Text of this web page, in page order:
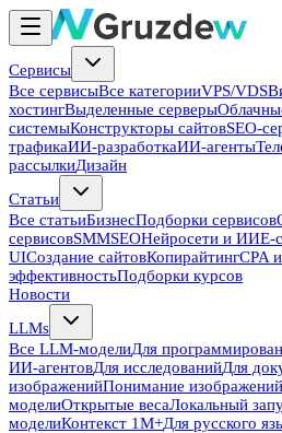
Сервисы
Все сервисыВсе категорииVPS/VDS
хостингВыделенные серверы
системыКонструкторы сайтовSEO-
трафикаИИ-разработкаИИ-агенты
рассылкиДизайн
Статьи
Все статьиБизнесПодборки сервисов
сервисовSMMSEOНейросети и ИИE-
UIСоздание сайтовКопирайтингCPA
эффективностьПодборки курсов
Новости
LLMs
Все LLM-моделиДля
ИИ-агентовДля исследованийДля
изображенийПонимание изображений
моделиОткрытые весаЛокальный
моделиКонтекст 1M+Для русского